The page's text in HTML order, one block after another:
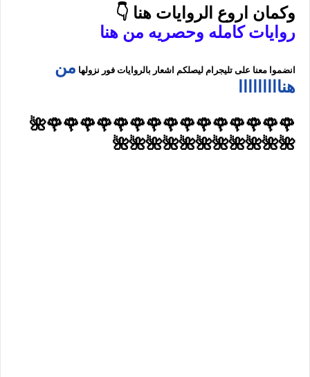
وكمان اروع الروايات هنا 👇
روايات كامله وحصريه من هنا
انضموا معنا على تليجرام ليصلكم اشعار بالروايات فور نزولها من
هنااااااااا
🌹🌹🌹🌹🌹🌹🌹🌹🌹🌹🌹🌹🌹🌹🌹🌺
🌺🌺🌺🌺🌺🌺🌺🌺🌺🌺🌺